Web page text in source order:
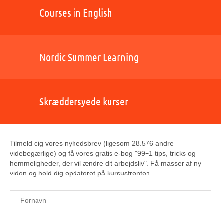
Courses in English
Nordic Summer Learning
Skræddersyede kurser
Tilmeld dig vores nyhedsbrev (ligesom 28.576 andre
videbegærlige) og få vores gratis e-bog "99+1 tips, tricks og
hemmeligheder, der vil ændre dit arbejdsliv". Få masser af ny
viden og hold dig opdateret på kursusfronten.